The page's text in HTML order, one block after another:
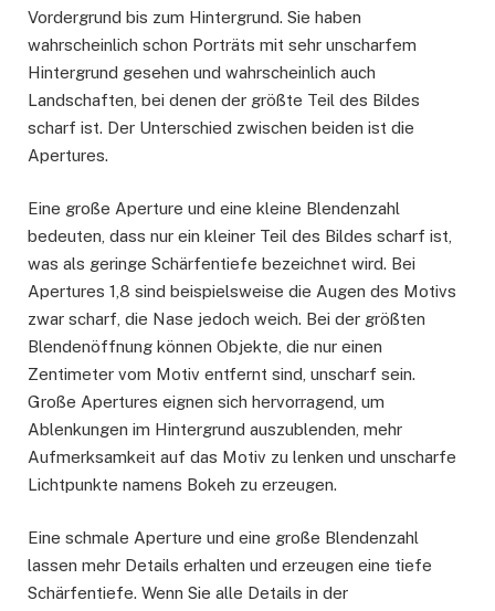
Vordergrund bis zum Hintergrund. Sie haben
wahrscheinlich schon Porträts mit sehr unscharfem
Hintergrund gesehen und wahrscheinlich auch
Landschaften, bei denen der größte Teil des Bildes
scharf ist. Der Unterschied zwischen beiden ist die
Apertures.
Eine große Aperture und eine kleine Blendenzahl
bedeuten, dass nur ein kleiner Teil des Bildes scharf ist,
was als geringe Schärfentiefe bezeichnet wird. Bei
Apertures 1,8 sind beispielsweise die Augen des Motivs
zwar scharf, die Nase jedoch weich. Bei der größten
Blendenöffnung können Objekte, die nur einen
Zentimeter vom Motiv entfernt sind, unscharf sein.
Große Apertures eignen sich hervorragend, um
Ablenkungen im Hintergrund auszublenden, mehr
Aufmerksamkeit auf das Motiv zu lenken und unscharfe
Lichtpunkte namens Bokeh zu erzeugen.
Eine schmale Aperture und eine große Blendenzahl
lassen mehr Details erhalten und erzeugen eine tiefe
Schärfentiefe. Wenn Sie alle Details in der